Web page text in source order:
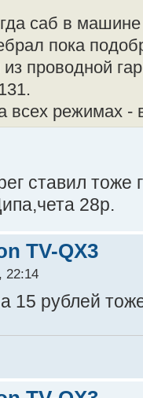
саб в машине
пока
проводной
всех режимах -
ставил тоже
28р.
TV-QX3
22:14
15 рублей